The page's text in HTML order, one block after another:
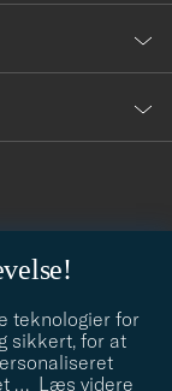
teknologier for
sikkert, for at
… Læs videre